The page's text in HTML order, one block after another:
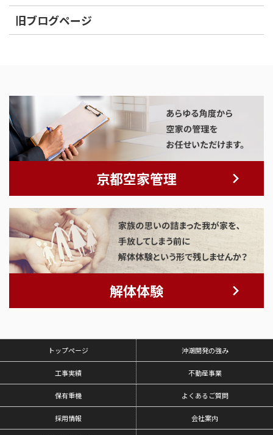
旧ブログページ
京都空家管理
解体体験
トップページ 沖潮開発の強み
工事実績 不動産事業
保有重機 よくあるご質問
採用情報 会社案内